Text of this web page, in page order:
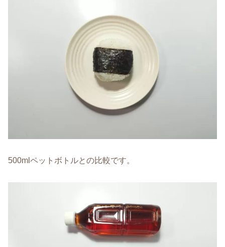
500mlペットボトルとの比較です。